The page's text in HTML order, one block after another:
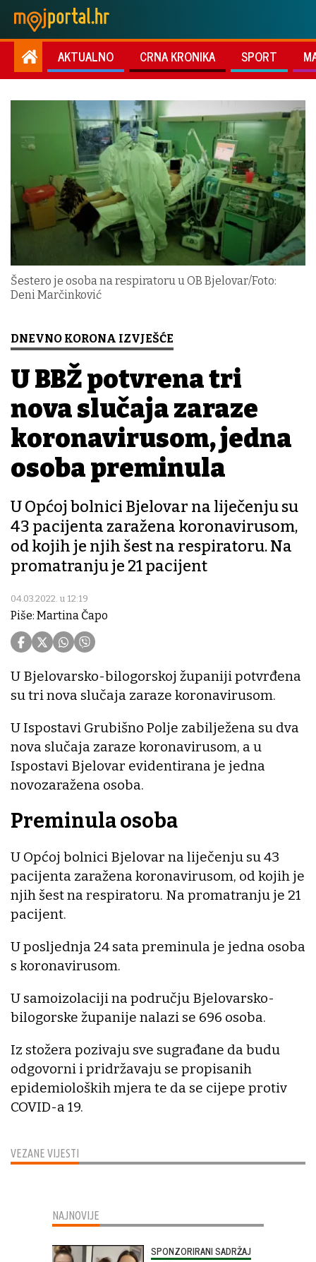
AKTUALNO CRNA KRONIKA SPORT
Šestero je osoba na respiratoru u OB Bjelovar/Foto:
Deni Marčinković
DNEVNO KORONA IZVJEŠĆE
U BBŽ potvrđena tri
nova slučaja zaraze
koronavirusom, jedna
osoba preminula
U Općoj bolnici Bjelovar na liječenju su
43 pacijenta zaražena koronavirusom,
od kojih je njih šest na respiratoru. Na
promatranju je 21 pacijent
04.03.2022. u 12:19
Piše: Martina Čapo
VEZANE VIJESTI
U Bjelovarsko-bilogorskoj županiji potvrđena
su tri nova slučaja zaraze koronavirusom.
U Ispostavi Grubišno Polje zabilježena su dva
nova slučaja zaraze koronavirusom, a u
Ispostavi Bjelovar evidentirana je jedna
novozaražena osoba.
Preminula osoba
U Općoj bolnici Bjelovar na liječenju su 43
pacijenta zaražena koronavirusom, od kojih je
njih šest na respiratoru. Na promatranju je 21
pacijent.
U posljednja 24 sata preminula je jedna osoba
s koronavirusom.
U samoizolaciji na području Bjelovarsko-
bilogorske županije nalazi se 696 osoba.
Iz stožera pozivaju sve sugrađane da budu
odgovorni i pridržavaju se propisanih
epidemioloških mjera te da se cijepe protiv
COVID-a 19.
NAJNOVIJE
SPONZORIRANI SADRŽAJ